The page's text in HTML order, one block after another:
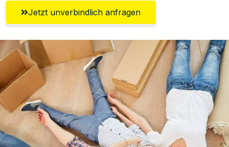
Jetzt unverbindlich anfragen